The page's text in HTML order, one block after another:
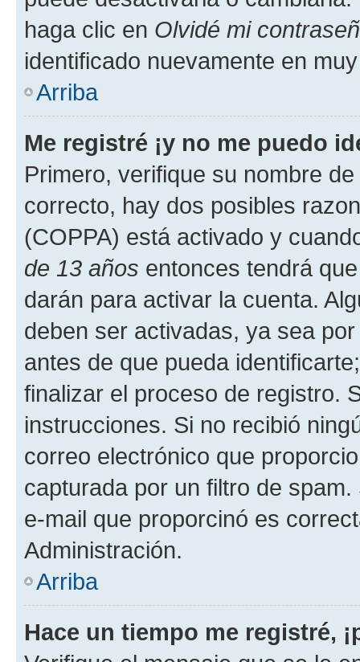
haga clic en Olvidé mi
identificado nuevamente en
Arriba
Me registré ¡y no me puedo
Primero, verifique su nombre
correcto, hay dos posibles
(COPPA) está activado y
de 13 años entonces tendrá
darán para activar la cuenta.
deben ser activadas, ya sea
antes de que pueda
finalizar el proceso de registro.
instrucciones. Si no recibió
correo electrónico que
capturada por un filtro de
e-mail que proporcinó es
Administración.
Arriba
Hace un tiempo me registré,